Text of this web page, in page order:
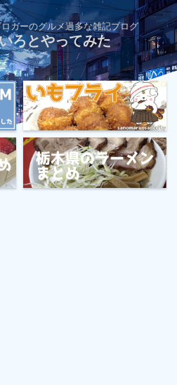
ガーのグルメ過多な雑記ブログ
ろとやってみた